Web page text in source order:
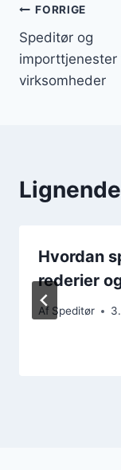
FORRIGE
Speditør og
importtjenester
virksomheder
Hvordan
rederier
Af Speditør